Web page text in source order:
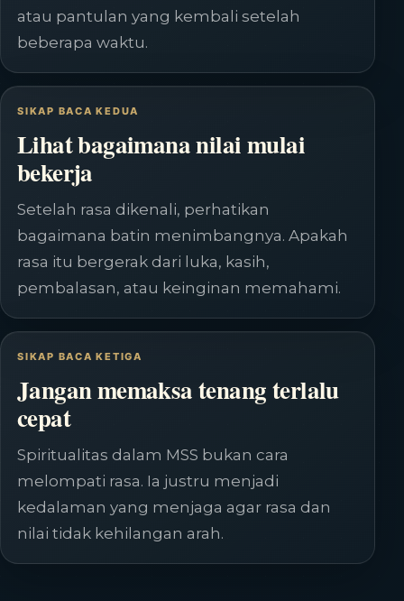
atau pantulan yang kembali setelah
beberapa waktu.
SIKAP BACA KEDUA
Lihat bagaimana nilai mulai
bekerja
Setelah rasa dikenali, perhatikan
bagaimana batin menimbangnya. Apakah
rasa itu bergerak dari luka, kasih,
pembalasan, atau keinginan memahami.
SIKAP BACA KETIGA
Jangan memaksa tenang terlalu
cepat
Spiritualitas dalam MSS bukan cara
melompati rasa. Ia justru menjadi
kedalaman yang menjaga agar rasa dan
nilai tidak kehilangan arah.